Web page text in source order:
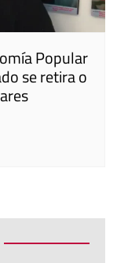
Popular
se retira o